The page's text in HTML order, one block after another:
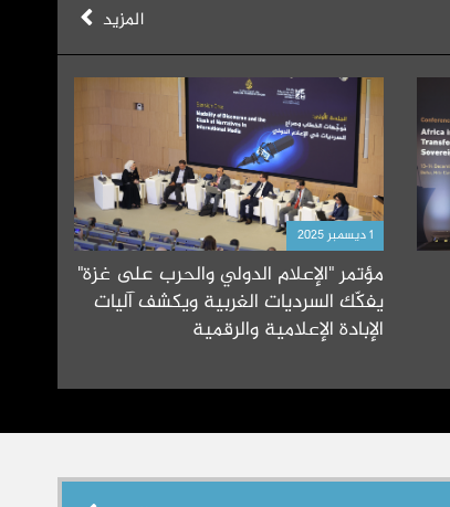
1 ديسمبر 2025
مؤتمر "الإعلام الدولي والحرب على غزة"
يفكّك السرديات الغربية ويكشف آليات
الإبادة الإعلامية والرقمية
المزيد